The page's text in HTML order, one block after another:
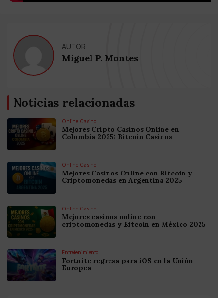
AUTOR
Miguel P. Montes
Noticias relacionadas
Online Casino
Mejores Cripto Casinos Online en
Colombia 2025: Bitcoin Casinos
Online Casino
Mejores Casinos Online con Bitcoin y
Criptomonedas en Argentina 2025
Online Casino
Mejores casinos online con
criptomonedas y Bitcoin en México 2025
Entretenimiento
Fortnite regresa para iOS en la Unión
Europea